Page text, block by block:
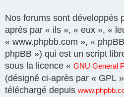
Nos forums sont développés
après par « ils », « eux », «
« www.phpbb.com », «
phpBB ») qui est un script
sous la licence « GNU General
(désigné ci-après par « GPL
téléchargé depuis